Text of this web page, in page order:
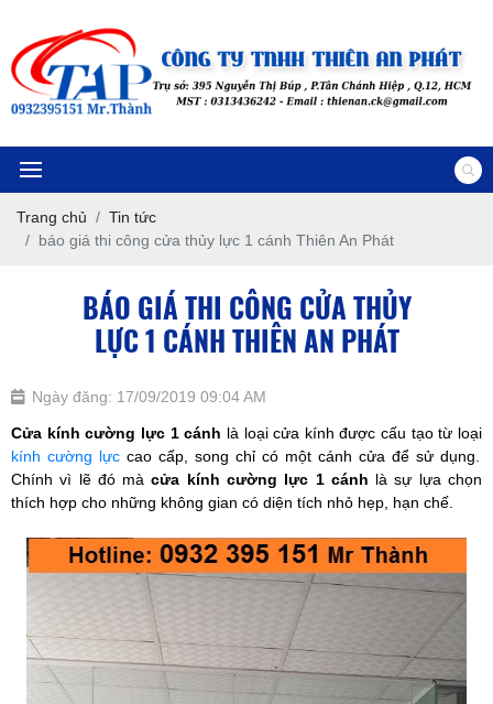
Trang chủ
Tin tức
báo giá thi công cửa thủy lực 1 cánh Thiên An Phát
BÁO GIÁ THI CÔNG CỬA THỦY
LỰC 1 CÁNH THIÊN AN PHÁT
Ngày đăng: 17/09/2019 09:04 AM
Cửa kính cường lực 1 cánh là loại cửa kính được cấu tạo từ loại
kính cường lực cao cấp, song chỉ có một cánh cửa để sử dụng.
Chính vì lẽ đó màcửa kính cường lực 1 cánh là sự lựa chọn
thích hợp cho những không gian có diện tích nhỏ hẹp, hạn chế.